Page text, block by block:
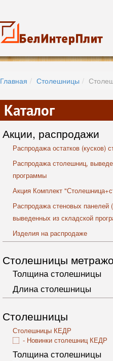
Главная Столешницы
Каталог
Акции, распродажи
Распродажа остатков (кусков)
Распродажа столешниц,
программы
Акция Комплект
Распродажа стеновых панелей
выведенных из складской
Изделия на распродаже
Столешницы
Толщина столешницы
Длина столешницы
Столешницы
Столешницы КЕДР
Новинки столешниц КЕДР
Толщина столешницы